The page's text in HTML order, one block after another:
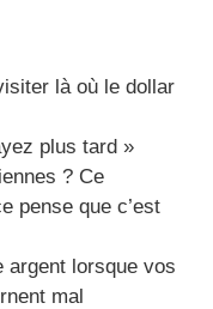
là où le dollar
plus tard »
? Ce
pense que c’est
argent lorsque vos
mal